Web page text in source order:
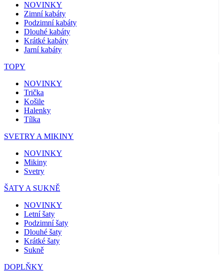
NOVINKY
Zimní kabáty
Podzimní kabáty
Dlouhé kabáty
Krátké kabáty
Jarní kabáty
TOPY
NOVINKY
Trička
Košile
Halenky
Tílka
SVETRY A MIKINY
NOVINKY
Mikiny
Svetry
ŠATY A SUKNĚ
NOVINKY
Letní šaty
Podzimní šaty
Dlouhé šaty
Krátké šaty
Sukně
DOPLŇKY